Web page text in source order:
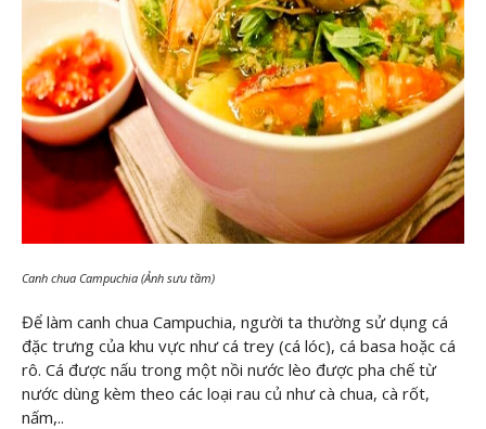
Canh chua Campuchia (Ảnh sưu tầm)
Để làm canh chua Campuchia, người ta thường sử dụng cá
đặc trưng của khu vực như cá trey (cá lóc), cá basa hoặc cá
rô. Cá được nấu trong một nồi nước lèo được pha chế từ
nước dùng kèm theo các loại rau củ như cà chua, cà rốt,
nấm,..